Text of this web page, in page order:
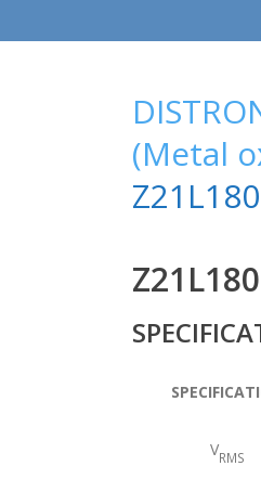
(Metal
Z21L180
Z21L180
VRMS